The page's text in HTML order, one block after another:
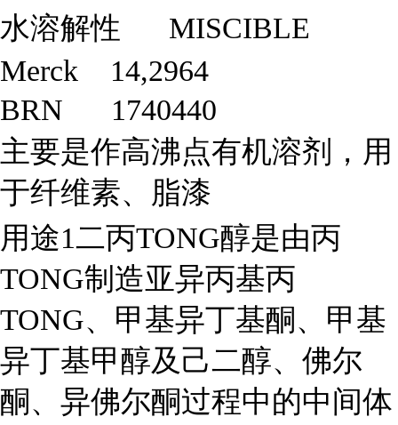
水溶解性 MISCIBLE
Merck 14,2964
BRN 1740440
主要是作高沸点有机溶剂，用
于纤维素、脂漆
用途1二丙TONG醇是由丙
TONG制造亚异丙基丙
TONG、甲基异丁基酮、甲基
异丁基甲醇及己二醇、佛尔
酮、异佛尔酮过程中的中间体